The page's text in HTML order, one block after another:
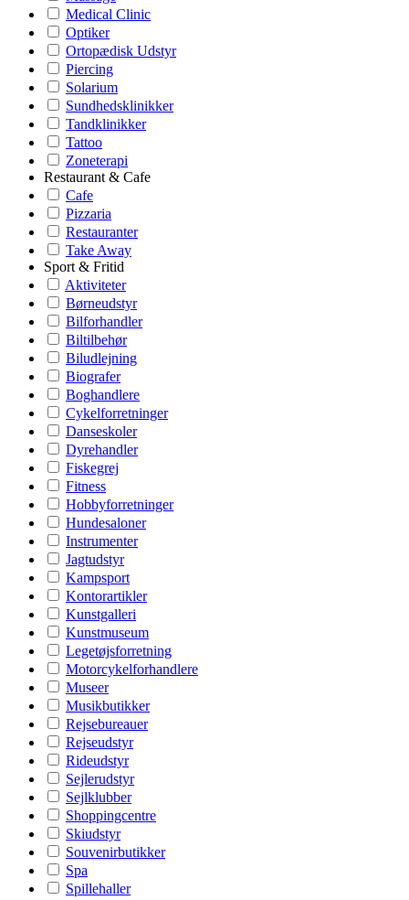
Medical Clinic
Optiker
Ortopædisk Udstyr
Piercing
Solarium
Sundhedsklinikker
Tandklinikker
Tattoo
Zoneterapi
Restaurant & Cafe
Cafe
Pizzaria
Restauranter
Take Away
Sport & Fritid
Aktiviteter
Børneudstyr
Bilforhandler
Biltilbehør
Biludlejning
Biografer
Boghandlere
Cykelforretninger
Danseskoler
Dyrehandler
Fiskegrej
Fitness
Hobbyforretninger
Hundesaloner
Instrumenter
Jagtudstyr
Kampsport
Kontorartikler
Kunstgalleri
Kunstmuseum
Legetøjsforretning
Motorcykelforhandlere
Museer
Musikbutikker
Rejsebureauer
Rejseudstyr
Rideudstyr
Sejlerudstyr
Sejlklubber
Shoppingcentre
Skiudstyr
Souvenirbutikker
Spa
Spillehaller